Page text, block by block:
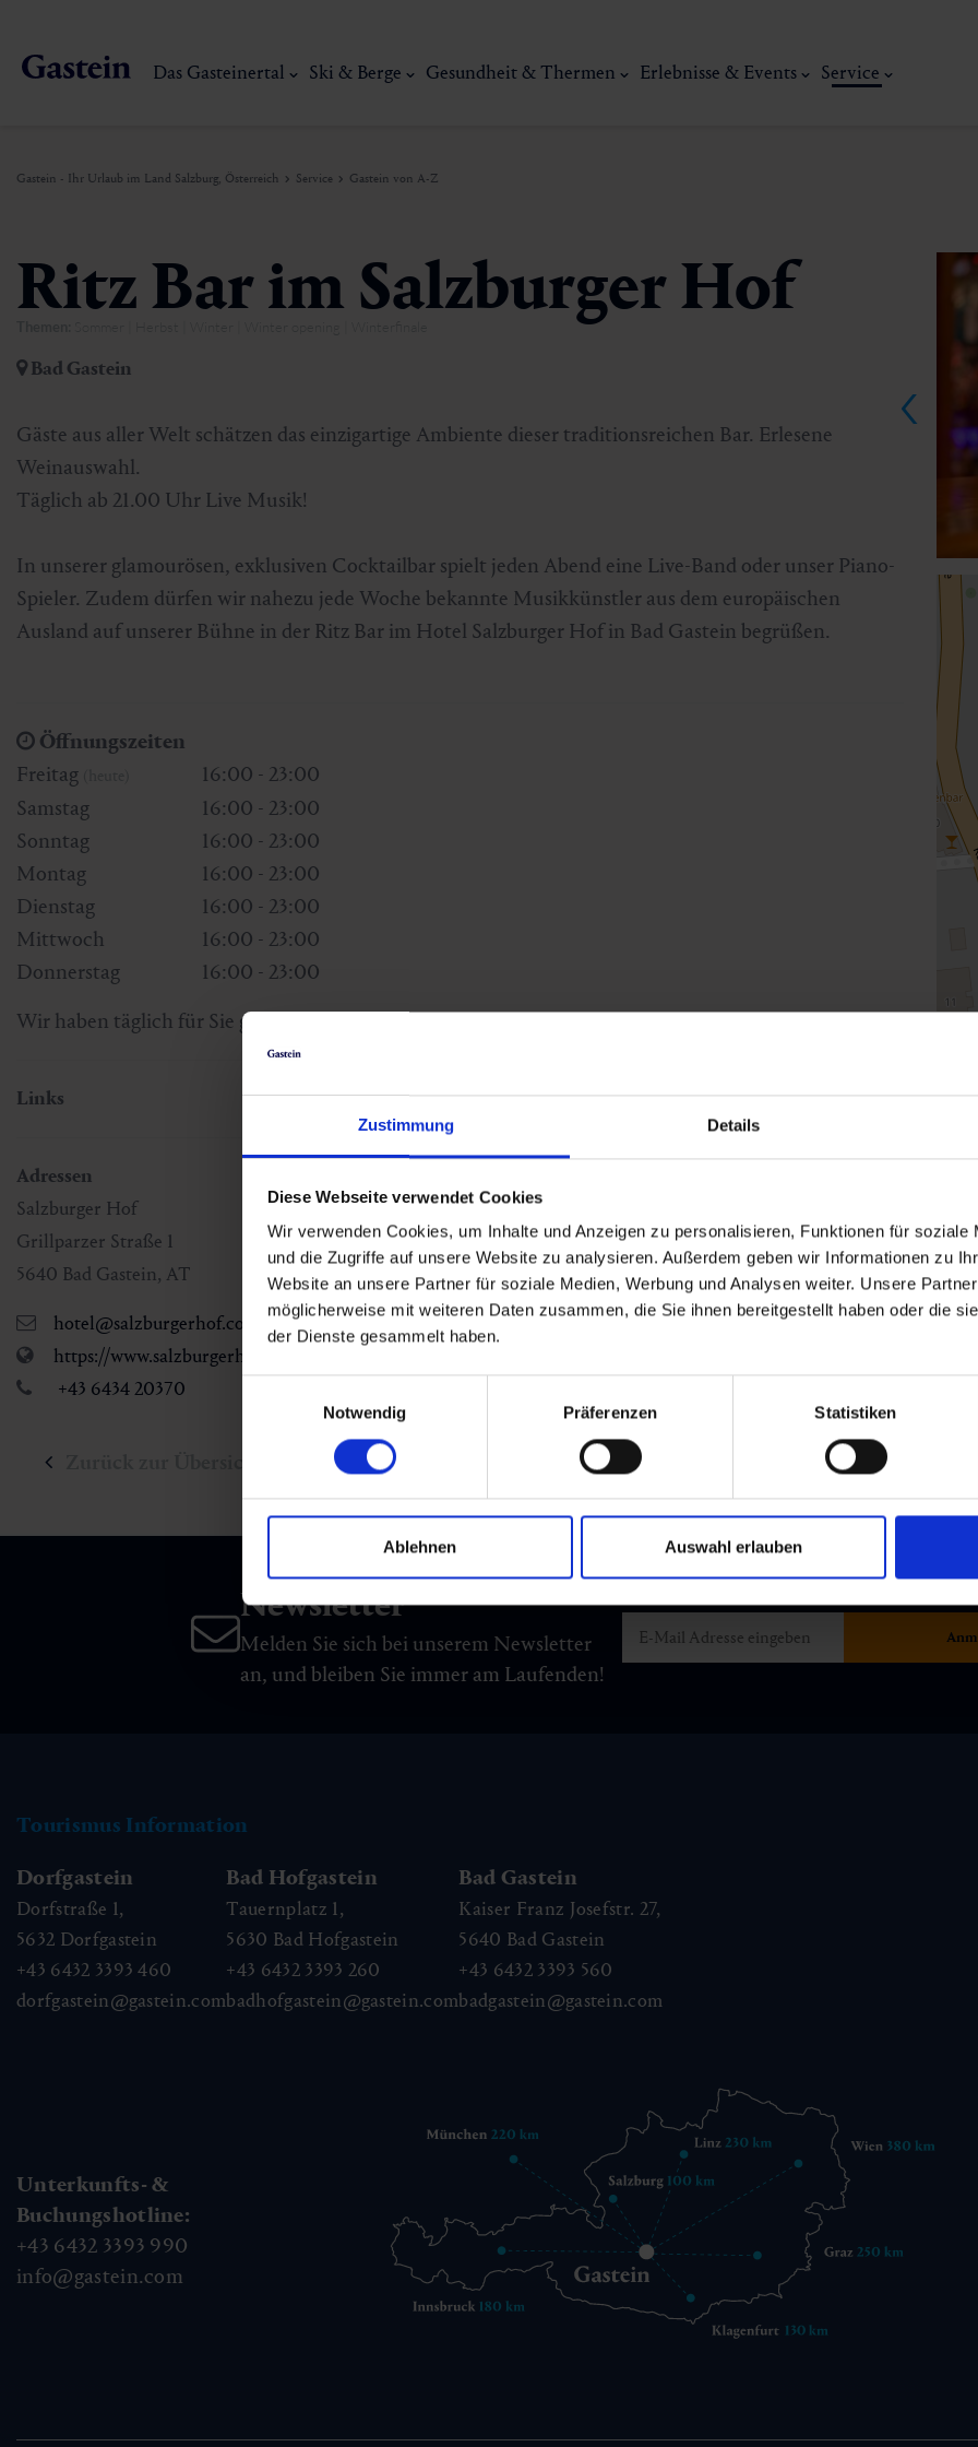
Zustimmung Details
Diese Webseite verwendet Cookies
Wir verwenden Cookies, um Inhalte und Anzeigen zu personalisieren, Funktionen für soziale
und die Zugriffe auf unsere Website zu analysieren. Außerdem geben wir Informationen zu
Website an unsere Partner für soziale Medien, Werbung und Analysen weiter. Unsere
möglicherweise mit weiteren Daten zusammen, die Sie ihnen bereitgestellt haben oder die
der Dienste gesammelt haben.
Notwendig
Präferenzen Statistiken
Ablehnen Auswahl erlauben
Das Gasteinertal
Bad Gastein
Ski & Berge
Mountaincart
Skifahren & Snowboarden
Langlaufen
Bergbahnen & Lifte
Gesundheit & Thermen
Gasteiner Heilstollen
Kur
Sportmedizin
Gesundheitsförderung
Erlebnisse & Events
Kulinarik-Erlebnisse
Kunst & Kultur
Service
Nachhaltigkeit
Gastein Card
Gastein von A-Z
Interaktive Karte
Kunst,
Gastein - Ihr Urlaub im Land Salzburg, Österreich Service Gastein von A-Z
Ritz Bar im Salzburger Hof
Bad Gastein
Gäste aus aller Welt schätzen das einzigartige Ambiente dieser traditionsreichen Bar. Erlesene
Weinauswahl.
Täglich ab 21.00 Uhr Live Musik!
In unserer glamourösen, exklusiven Cocktailbar spielt jeden Abend eine Live-Band oder unser Piano-
Spieler. Zudem dürfen wir nahezu jede Woche bekannte Musikkünstler aus dem europäischen
Ausland auf unserer Bühne in der Ritz Bar im Hotel Salzburger Hof in Bad Gastein begrüßen.
Öffnungszeiten
Freitag
16:00 - 23:00
Samstag
16:00 - 23:00
Sonntag
16:00 - 23:00
Montag
16:00 - 23:00
Dienstag
16:00 - 23:00
Mittwoch
16:00 - 23:00
Donnerstag
16:00 - 23:00
Wir haben täglich für Sie geöffnet
Links
Adressen
Salzburger Hof
Grillparzer Straße 1
5640 Bad Gastein, AT
hotel@salzburgerhof.com
https://www.salzburgerhof.com
+43 6434 20370
Newsletter
Melden Sie sich bei unserem Newsletter
an, und bleiben Sie immer am Laufenden!
Tourismus Information
Dorfgastein
Dorfstraße 1,
5632 Dorfgastein
+43 6432 3393 460
dorfgastein@gastein.com
Bad Hofgastein
Tauernplatz 1,
5630 Bad Hofgastein
+43 6432 3393 260
badhofgastein@gastein.com
Bad Gastein
Kaiser Franz Josefstr. 27,
5640 Bad Gastein
+43 6432 3393 560
badgastein@gastein.com
Unterkunfts- &
Buchungshotline:
+43 6432 3393 990
info@gastein.com